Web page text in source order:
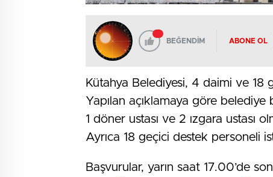
BEĞENDİM ABONE OL
Kütahya Belediyesi, 4 daimi ve 18
Yapılan açıklamaya göre
1 döner ustası ve 2 ızgara ustası
Ayrıca 18 geçici destek personeli
Başvurular, yarın saat 17.00’de